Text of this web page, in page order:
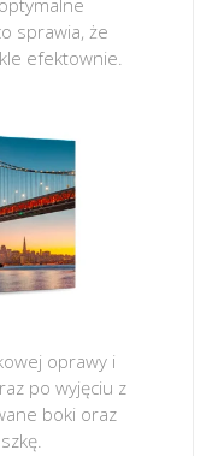
sprawia, że
efektownie.
oprawy i
po wyjęciu z
boki oraz